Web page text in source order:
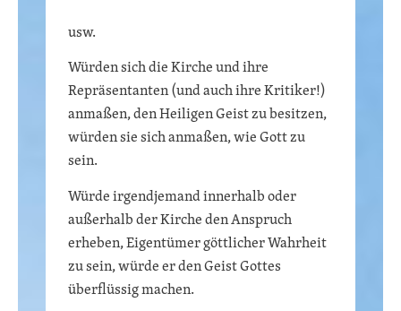
usw.
Würden sich die Kirche und ihre
Repräsentanten (und auch ihre Kritiker!)
anmaßen, den Heiligen Geist zu besitzen,
würden sie sich anmaßen, wie Gott zu
sein.
Würde irgendjemand innerhalb oder
außerhalb der Kirche den Anspruch
erheben, Eigentümer göttlicher Wahrheit
zu sein, würde er den Geist Gottes
überflüssig machen.